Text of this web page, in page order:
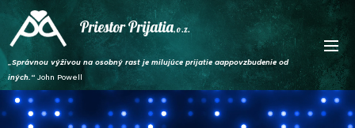
Priestor Prijatia, o.z.
„Správnou výživou na osobný rast je milujúce prijatie aappovzbudenie od
iných.“ John Powell